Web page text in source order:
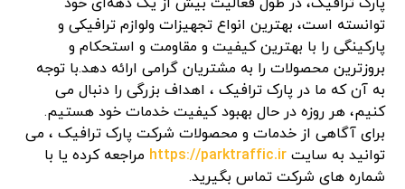
پارک ترافیک، در طول فعالیت بیش از یک دهه‌‌ای خود
توانسته است، بهترین انواع تجهیزات ولوازم ترافیکی و
پارکینگی را با بهترین کیفیت و مقاومت و استحکام و
بروزترین محصولات را به مشتریان گرامی ارائه دهد.با توجه
به آن که ما در پارک ترافیک ، اهداف بزرگی را دنبال می
کنیم، هر روزه در حال بهبود کیفیت خدمات خود هستیم.
برای آگاهی از خدمات و محصولات شرکت پارک ترافیک ، می
توانید به سایتhttps://parktraffic.ir مراجعه کرده یا با
شماره های شرکت تماس بگیرید.